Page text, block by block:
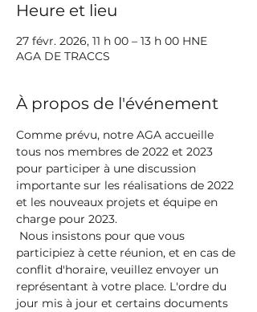
Heure et lieu
27 févr. 2026, 11 h 00 – 13 h 00 HNE
AGA DE TRACCS
À propos de l'événement
Comme prévu, notre AGA accueille
tous nos membres de 2022 et 2023
pour participer à une discussion
importante sur les réalisations de 2022
et les nouveaux projets et équipe en
charge pour 2023.
participiez à cette réunion, et en cas de
conflit d'horaire, veuillez envoyer un
représentant à votre place. L'ordre du
jour mis à jour et certains documents